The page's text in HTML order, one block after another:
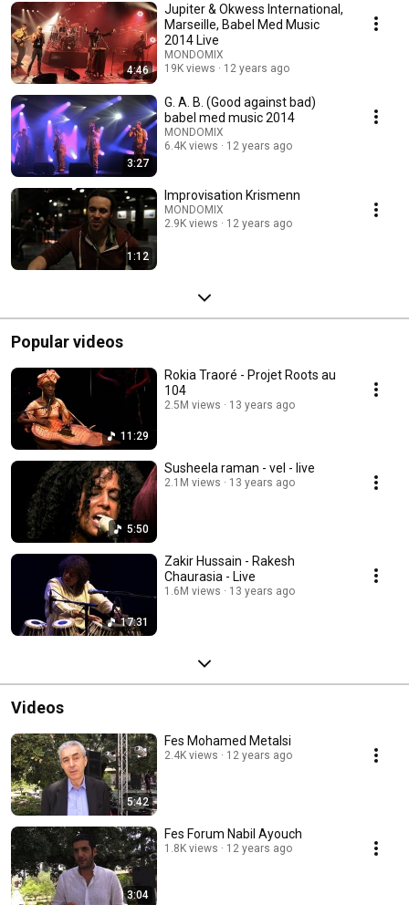
4:46
Jupiter & Okwess International,
Marseille, Babel Med Music
2014 Live
MONDOMIX
19K views
12 years ago
3:27
G. A. B. (Good against bad)
babel med music 2014
MONDOMIX
6.4K views
12 years ago
1:12
Improvisation Krismenn
MONDOMIX
2.9K views
12 years ago
Popular videos
11:29
Rokia Traoré - Projet Roots au
104
2.5M views 13 years ago
5:50
Susheela raman - vel - live
2.1M views 13 years ago
17:31
Zakir Hussain - Rakesh
Chaurasia - Live
1.6M views 13 years ago
Videos
5:42
Fes Mohamed Metalsi
2.4K views 12 years ago
3:04
Fes Forum Nabil Ayouch
1.8K views 12 years ago